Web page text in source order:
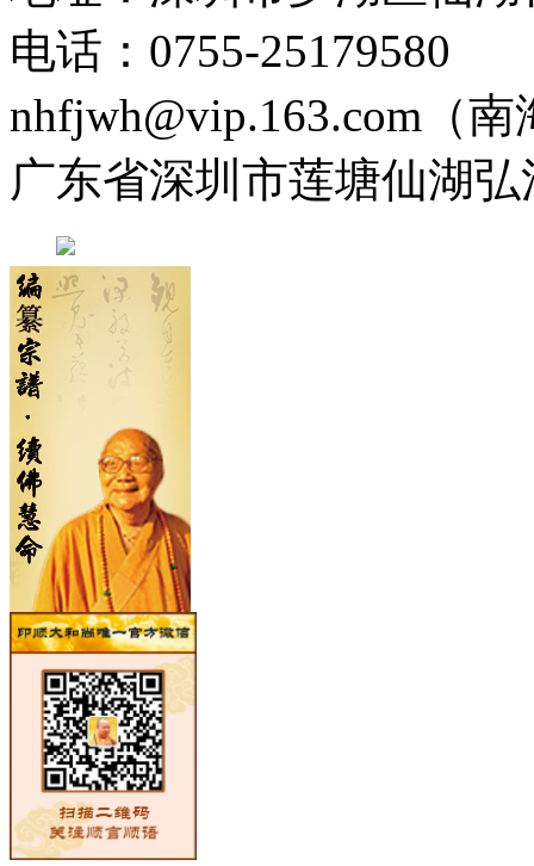
电话：0755-25179580
nhfjwh@vip.163.com（南
广东省深圳市莲塘仙湖弘